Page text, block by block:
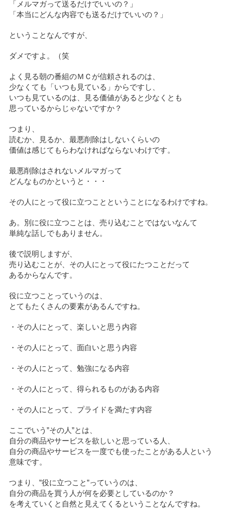
「メルマガって送るだけでいいの？」
「本当にどんな内容でも送るだけでいいの？」
ということなんですが、
ダメですよ。（笑
よく見る朝の番組のＭＣが信頼されるのは、
少なくても「いつも見ている」からですし、
いつも見ているのは、見る価値があると少なくとも
思っているからじゃないですか？
つまり、
読むか、見るか、最悪削除はしないくらいの
価値は感じてもらわなければならないわけです。
最悪削除はされないメルマガって
どんなものかというと・・・
その人にとって役に立つことということになるわけですね。
あ。別に役に立つことは、売り込むことではないなんて
単純な話しでもありません。
後で説明しますが、
売り込むことが、その人にとって役にたつことだって
あるからなんです。
役に立つことっていうのは、
とてもたくさんの要素があるんですね。
・その人にとって、楽しいと思う内容
・その人にとって、面白いと思う内容
・その人にとって、勉強になる内容
・その人にとって、得られるものがある内容
・その人にとって、プライドを満たす内容
ここでいう”その人”とは、
自分の商品やサービスを欲しいと思っている人、
自分の商品やサービスを一度でも使ったことがある人という
意味です。
つまり、”役に立つこと”っていうのは、
自分の商品を買う人が何を必要としているのか？
を考えていくと自然と見えてくるということなんですね。